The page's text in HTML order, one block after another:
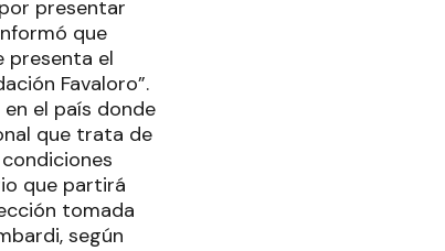
presentar
que
presenta el
Favaloro”.
el país donde
que trata de
que partirá
tomada
según